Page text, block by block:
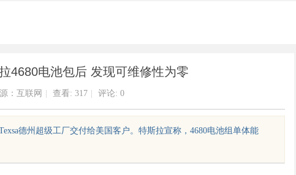
4680电池包后 发现可维修性为零
：互联网 查看: 317 评论: 0
德州超级工厂交付给美国客户。特斯拉宣称，4680电池组单体能